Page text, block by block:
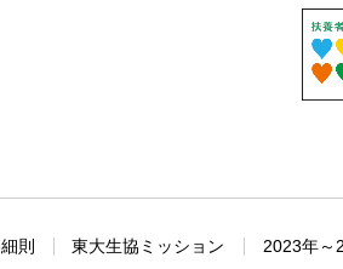
則 東大生協ミッション
2023年～